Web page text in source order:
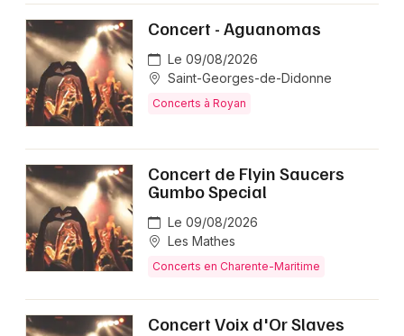
Concert - Aguanomas
Le 09/08/2026
Saint-Georges-de-Didonne
Concerts à Royan
Concert de Flyin Saucers
Gumbo Special
Le 09/08/2026
Les Mathes
Concerts en Charente-Maritime
Concert Voix d'Or Slaves